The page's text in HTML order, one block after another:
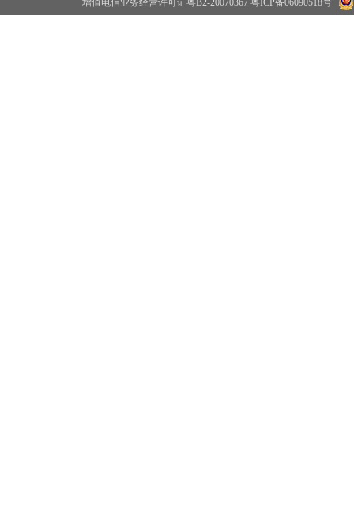
增值电信业务经营许可证粤B2-20070367 粤ICP备06090518号